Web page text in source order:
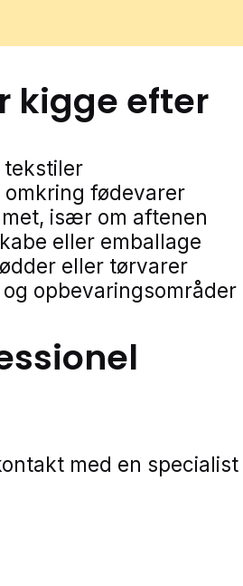
kigge efter
tekstiler
fødevarer
især om aftenen
eller emballage
eller tørvarer
opbevaringsområder
med en specialist